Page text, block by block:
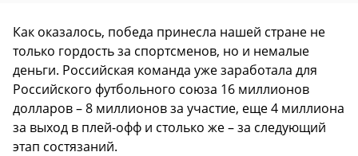
Как оказалось, победа принесла нашей стране не
только гордость за спортсменов, но и немалые
деньги. Российская команда уже заработала для
Российского футбольного союза 16 миллионов
долларов – 8 миллионов за участие, еще 4 миллиона
за выход в плей-офф и столько же – за следующий
этап состязаний.